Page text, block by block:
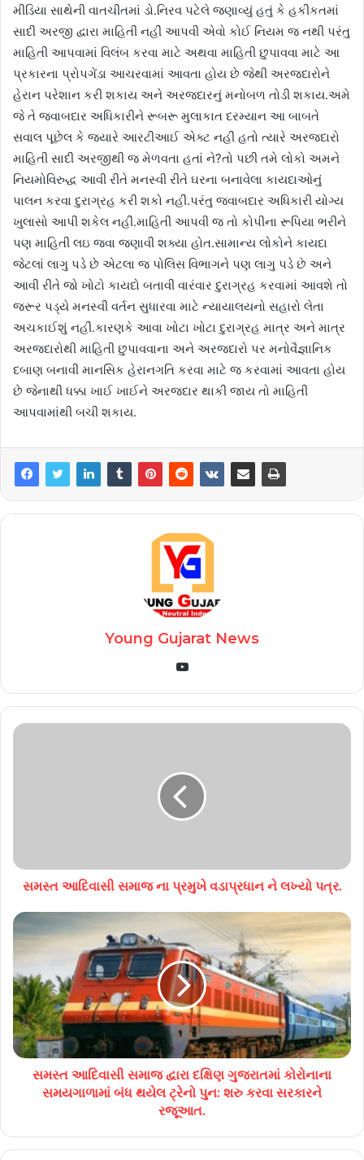
મીડિયા સાથેની વાતચીતમાં ડો.નિરવ પટેલે જણાવ્યું હતું કે હકીકતમાં
સાદી અરજી દ્વારા માહિતી નહીં આપવી એવો કોઈ નિયમ જ નથી પરંતુ
માહિતી આપવામાં વિલંબ કરવા માટે અથવા માહિતી છુપાવવા માટે આ
પ્રકારના પ્રોપગેંડા આચરવામાં આવતા હોય છે જેથી અરજદારોને
હેરાન પરેશાન કરી શકાય અને અરજદારનું મનોબળ તોડી શકાય.અમે
જે તે જવાબદાર અધિકારીને રૂબરૂ મુલાકાત દરમ્યાન આ બાબતે
સવાલ પૂછેલ કે જયારે આરટીઆઈ એક્ટ નહીં હતો ત્યારે અરજદારો
માહિતી સાદી અરજીથી જ મેળવતા હતાં ને?તો પછી તમે લોકો અમને
નિયમોવિરુદ્ધ આવી રીતે મનસ્વી રીતે ઘરના બનાવેલા કાયદાઓનું
પાલન કરવા દુરાગ્રહ કરી શકો નહીં.પરંતુ જવાબદાર અધિકારી યોગ્ય
ખુલાસો આપી શકેલ નહીં.માહિતી આપવી જ તો કોપીના રૂપિયા ભરીને
પણ માહિતી લઇ જવા જણાવી શક્યા હોત.સામાન્ય લોકોને કાયદા
જેટલાં લાગુ પડે છે એટલા જ પોલિસ વિભાગને પણ લાગુ પડે છે અને
આવી રીતે જો ખોટો કાયદો બતાવી વારંવાર દુરાગ્રહ કરવામાં આવશે તો
જરૂર પડ્યે મનસ્વી વર્તન સુધારવા માટે ન્યાયાલયનો સહારો લેતા
અચકાઈશું નહીં.કારણકે આવા ખોટા ખોટા દુરાગ્રહ માત્ર અને માત્ર
અરજદારોથી માહિતી છુપાવવાના અને અરજદારો પર મનોવૈજ્ઞાનિક
દબાણ બનાવી માનસિક હેરાનગતિ કરવા માટે જ કરવામાં આવતા હોય
છે જેનાથી ધક્કા ખાઈ ખાઈને અરજદાર થાકી જાય તો માહિતી
આપવામાંથી બચી શકાય.
Young Gujarat News
YouTube
સમસ્ત આદિવાસી સમાજ ના પ્રમુખે વડાપ્રધાન ને લખ્યો પત્ર.
સમસ્ત આદિવાસી સમાજ દ્વારા દક્ષિણ ગુજરાતમાં કોરોનાના
સમયગાળામાં બંધ થયેલ ટ્રેનો પુન: શરુ કરવા સરકારને
રજૂઆત.